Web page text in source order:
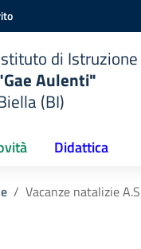
di
Aulenti"
(BI)
Didattica
Vacanze natalizie